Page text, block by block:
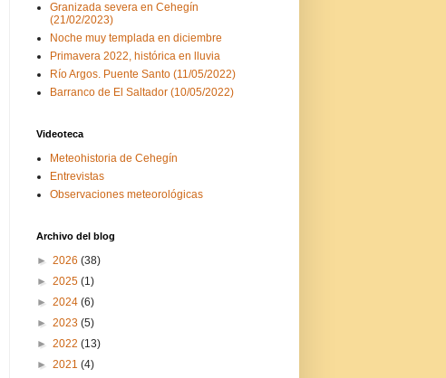
Granizada severa en Cehegín
(21/02/2023)
Noche muy templada en diciembre
Primavera 2022, histórica en lluvia
Río Argos. Puente Santo (11/05/2022)
Barranco de El Saltador (10/05/2022)
Videoteca
Meteohistoria de Cehegín
Entrevistas
Observaciones meteorológicas
Archivo del blog
► 2026 (38)
► 2025 (1)
► 2024 (6)
► 2023 (5)
► 2022 (13)
► 2021 (4)